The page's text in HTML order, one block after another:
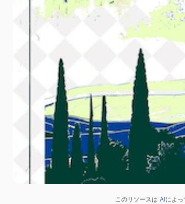
このリソースは AIによ